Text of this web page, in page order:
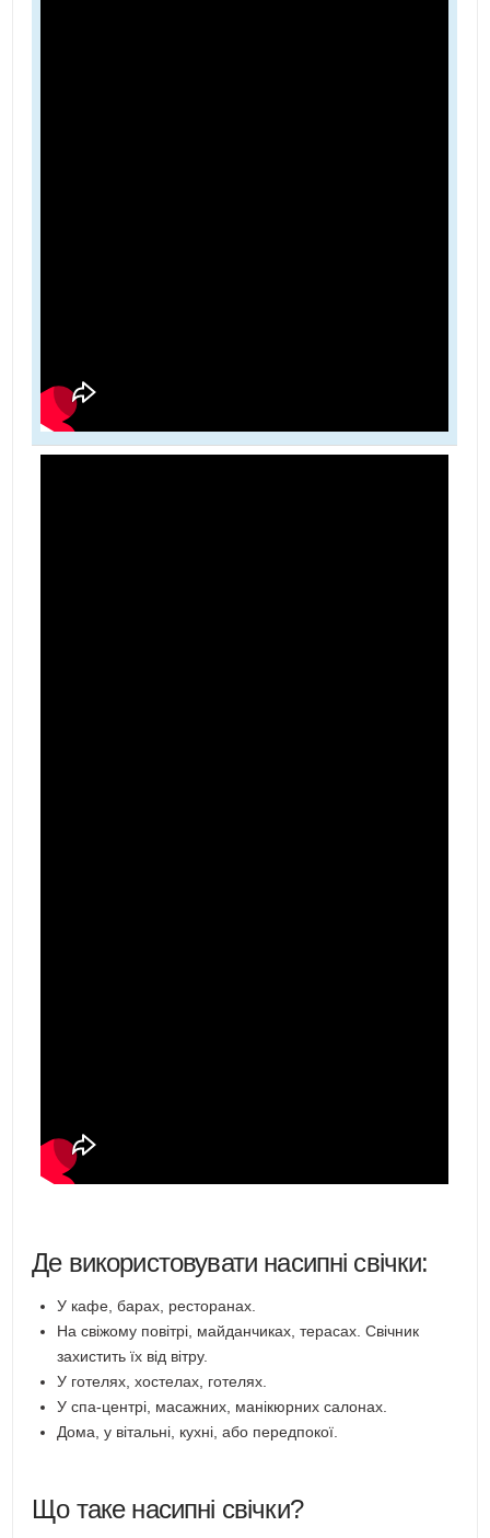
Де використовувати насипні свічки:
У кафе, барах, ресторанах.
На свіжому повітрі, майданчиках, терасах. Свічник
захистить їх від вітру.
У готелях, хостелах, готелях.
У спа-центрі, масажних, манікюрних салонах.
Дома, у вітальні, кухні, або передпокої.
Що таке насипні свічки?